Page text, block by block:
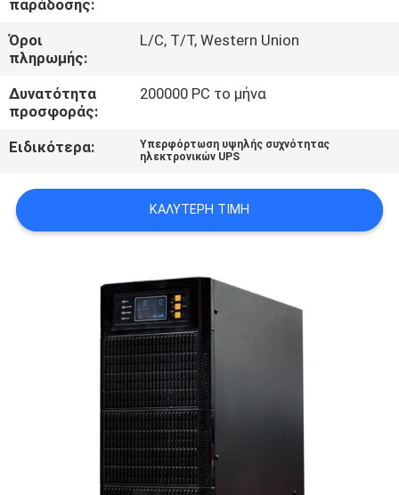
ΜΙΑ
ΠΡΟΣΦΟΡΆ
SITEMAP
ΠΟΛΙΤΙΚΉ
ΜΥΣΤΙΚΌΤΗΤΑΣ
παράδοσης:
Όροι
πληρωμής:
L/C, T/T, Western Union
Δυνατότητα
προσφοράς:
200000 PC το μήνα
Ειδικότερα:
Υπερφόρτωση υψηλής συχνότητας
ηλεκτρονικών UPS
ΚΑΛΎΤΕΡΗ ΤΙΜΉ